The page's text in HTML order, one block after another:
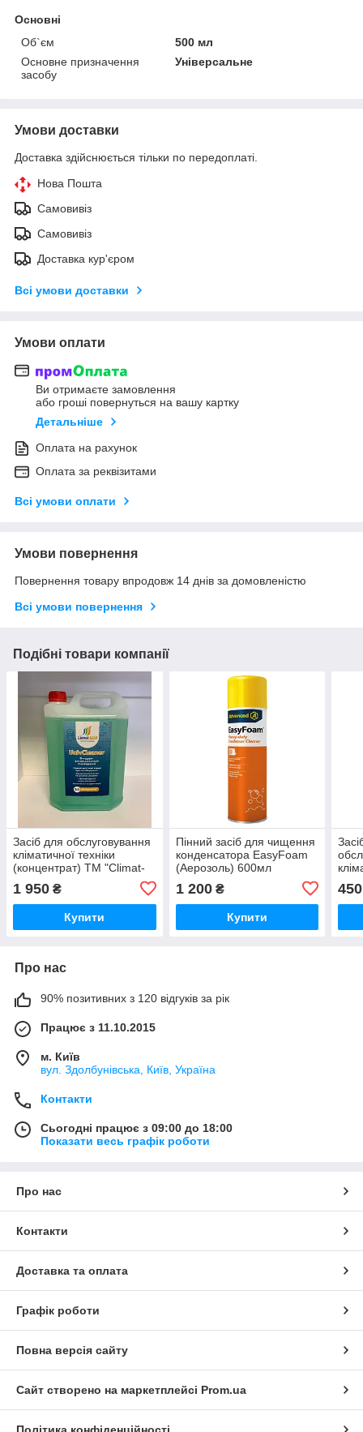
Основні
Об`єм
500 мл
Основне призначення
засобу
Універсальне
Умови доставки
Доставка здійснюється тільки по передоплаті.
Нова Пошта
Самовивіз
Самовивіз
Доставка кур'єром
Всі умови доставки
Умови оплати
Ви отримаєте замовлення
або гроші повернуться на вашу картку
Детальніше
Оплата на рахунок
Оплата за реквізитами
Всі умови оплати
Умови повернення
Повернення товару впродовж 14 днів за домовленістю
Всі умови повернення
Подібні товари компанії
Засіб для обслуговування
кліматичної техніки
(концентрат) ТМ "Climat-
1 950 ₴
Купити
Пінний засіб для чищення
конденсатора EasyFoam
(Аерозоль) 600мл
1 200₴
Купити
450
Про нас
90% позитивних з 120 відгуків за рік
Працює з 11.10.2015
м. Київ
вул. Здолбунівська, Київ, Україна
Контакти
Сьогодні працює з 09:00 до 18:00
Показати весь графік роботи
Про нас
Контакти
Доставка та оплата
Графік роботи
Повна версія сайту
Сайт створено на маркетплейсі Prom.ua